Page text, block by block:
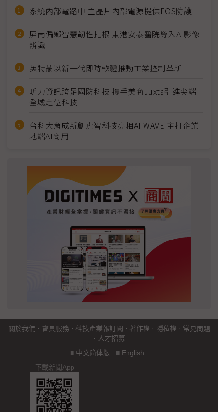
系統內部電路中 主晶片內部電源提供EOS防護
屏南偏鄉智慧韌性扎根 東港安泰醫院導入AI影像
辨識
英特蒙以新一代即時軟體推動工業控制革新
昕力資訊跨足國防科技 攜手美商Juxta引進尖端
全域定位科技
台科大育成新創虎智科技亮相AI WAVE 主打企業
地端AI商用
關於我們 · 會員服務 · 科技產業報訂閱 · 著作權 · 隱私權 · 常見問題
· 人才招募
■ 中文简体版 ■ English
下載新聞App